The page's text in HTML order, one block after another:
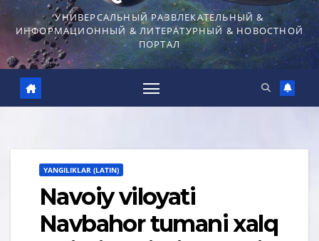
УНИВЕРСАЛЬНЫЙ РАЗВЛЕКАТЕЛЬНЫЙ &
ИНФОРМАЦИОННЫЙ & ЛИТЕРАТУРНЫЙ & НОВОСТНОЙ
ПОРТАЛ
YANGILIKLAR (LATIN)
Navoiy viloyati
Navbahor tumani xalq